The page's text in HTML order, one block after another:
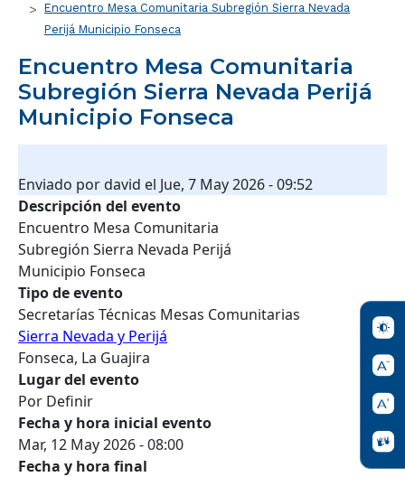
Encuentro Mesa Comunitaria Subregión Sierra Nevada
Perijá Municipio Fonseca
Encuentro Mesa Comunitaria
Subregión Sierra Nevada Perijá
Municipio Fonseca
Enviado pordavid el Jue, 7 May 2026 - 09:52
Descripción del evento
Encuentro Mesa Comunitaria
Subregión Sierra Nevada Perijá
Municipio Fonseca
Tipo de evento
Secretarías Técnicas Mesas Comunitarias
Sierra Nevada y Perijá
Fonseca, La Guajira
Lugar del evento
Por Definir
Fecha y hora inicial evento
Mar, 12 May 2026 - 08:00
Fecha y hora final